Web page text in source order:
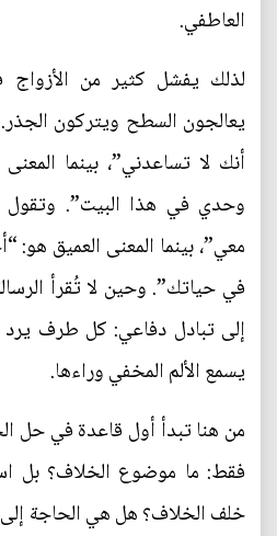
العاطفي.
لذلك يفشل كثير من الأزواج
يعالجون السطح ويتركون
أنك لا تساعدني”، بينما
وحدي في هذا البيت”. وتقول
معي”، بينما المعنى العميق هو:
في حياتك”. وحين لا تُقرأ
إلى تبادل دفاعي: كل طرف يرد
يسمع الألم المخفي وراءها.
من هنا تبدأ أول قاعدة في حل
فقط: ما موضوع الخلاف؟ بل
خلف الخلاف؟ هل هي الحاجة إلى